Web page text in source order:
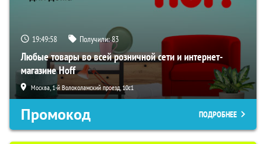
19:49:57 Получили:83
Любые товары во всей розничной сети и интернет-
магазине Hoff
Москва, 1-й Волоколамский проезд, 10с1
Промокод ПОДРОБНЕЕ